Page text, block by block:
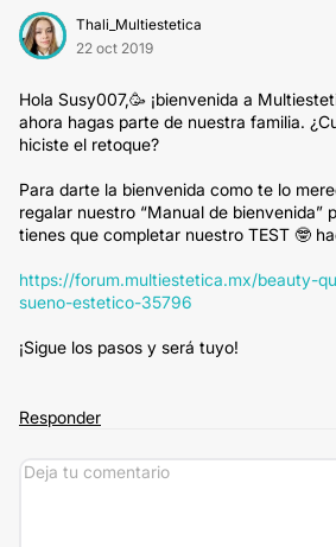
Thali_Multiestetica
22 oct 2019
Hola Susy007,🥳 ¡bienvenida a
ahora hagas parte de nuestra familia.
hiciste el retoque?
Para darte la bienvenida como te lo
regalar nuestro “Manual de bienvenida”
tienes que completar nuestro TEST 🤓
https://forum.multiestetica.mx/beauty-
sueno-estetico-35796
¡Sigue los pasos y será tuyo!
Responder